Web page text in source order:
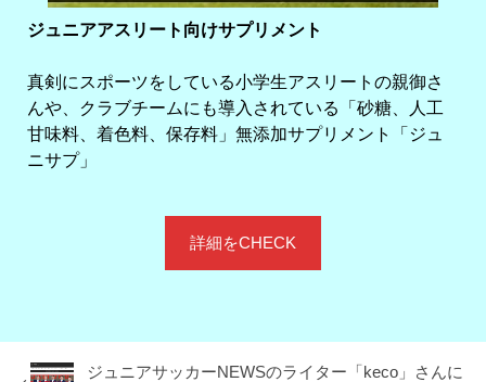
ジュニアアスリート向けサプリメント
真剣にスポーツをしている小学生アスリートの親御さ
んや、クラブチームにも導入されている「砂糖、人工
甘味料、着色料、保存料」無添加サプリメント「ジュ
ニサプ」
詳細をCHECK
ジュニアサッカーNEWSのライター「keco」さんに